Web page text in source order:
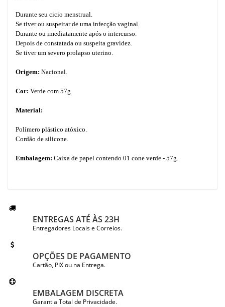
Durante seu cicio menstrual.
Se tiver ou suspeitar de uma infecção vaginal.
Durante ou imediatamente após o intercurso.
Depois de constatada ou suspeita gravidez.
Se tiver um severo prolapso uterino.
Origem: Nacional.
Cor: Verde com 57g.
Material:
Polímero plástico atóxico.
Cordão de silicone.
Embalagem: Caixa de papel contendo 01 cone verde - 57g.
ENTREGAS ATÉ ÀS 23H
Entregadores Locais e Correios.
OPÇÕES DE PAGAMENTO
Cartão, PIX ou na Entrega.
EMBALAGEM DISCRETA
Garantia Total de Privacidade.